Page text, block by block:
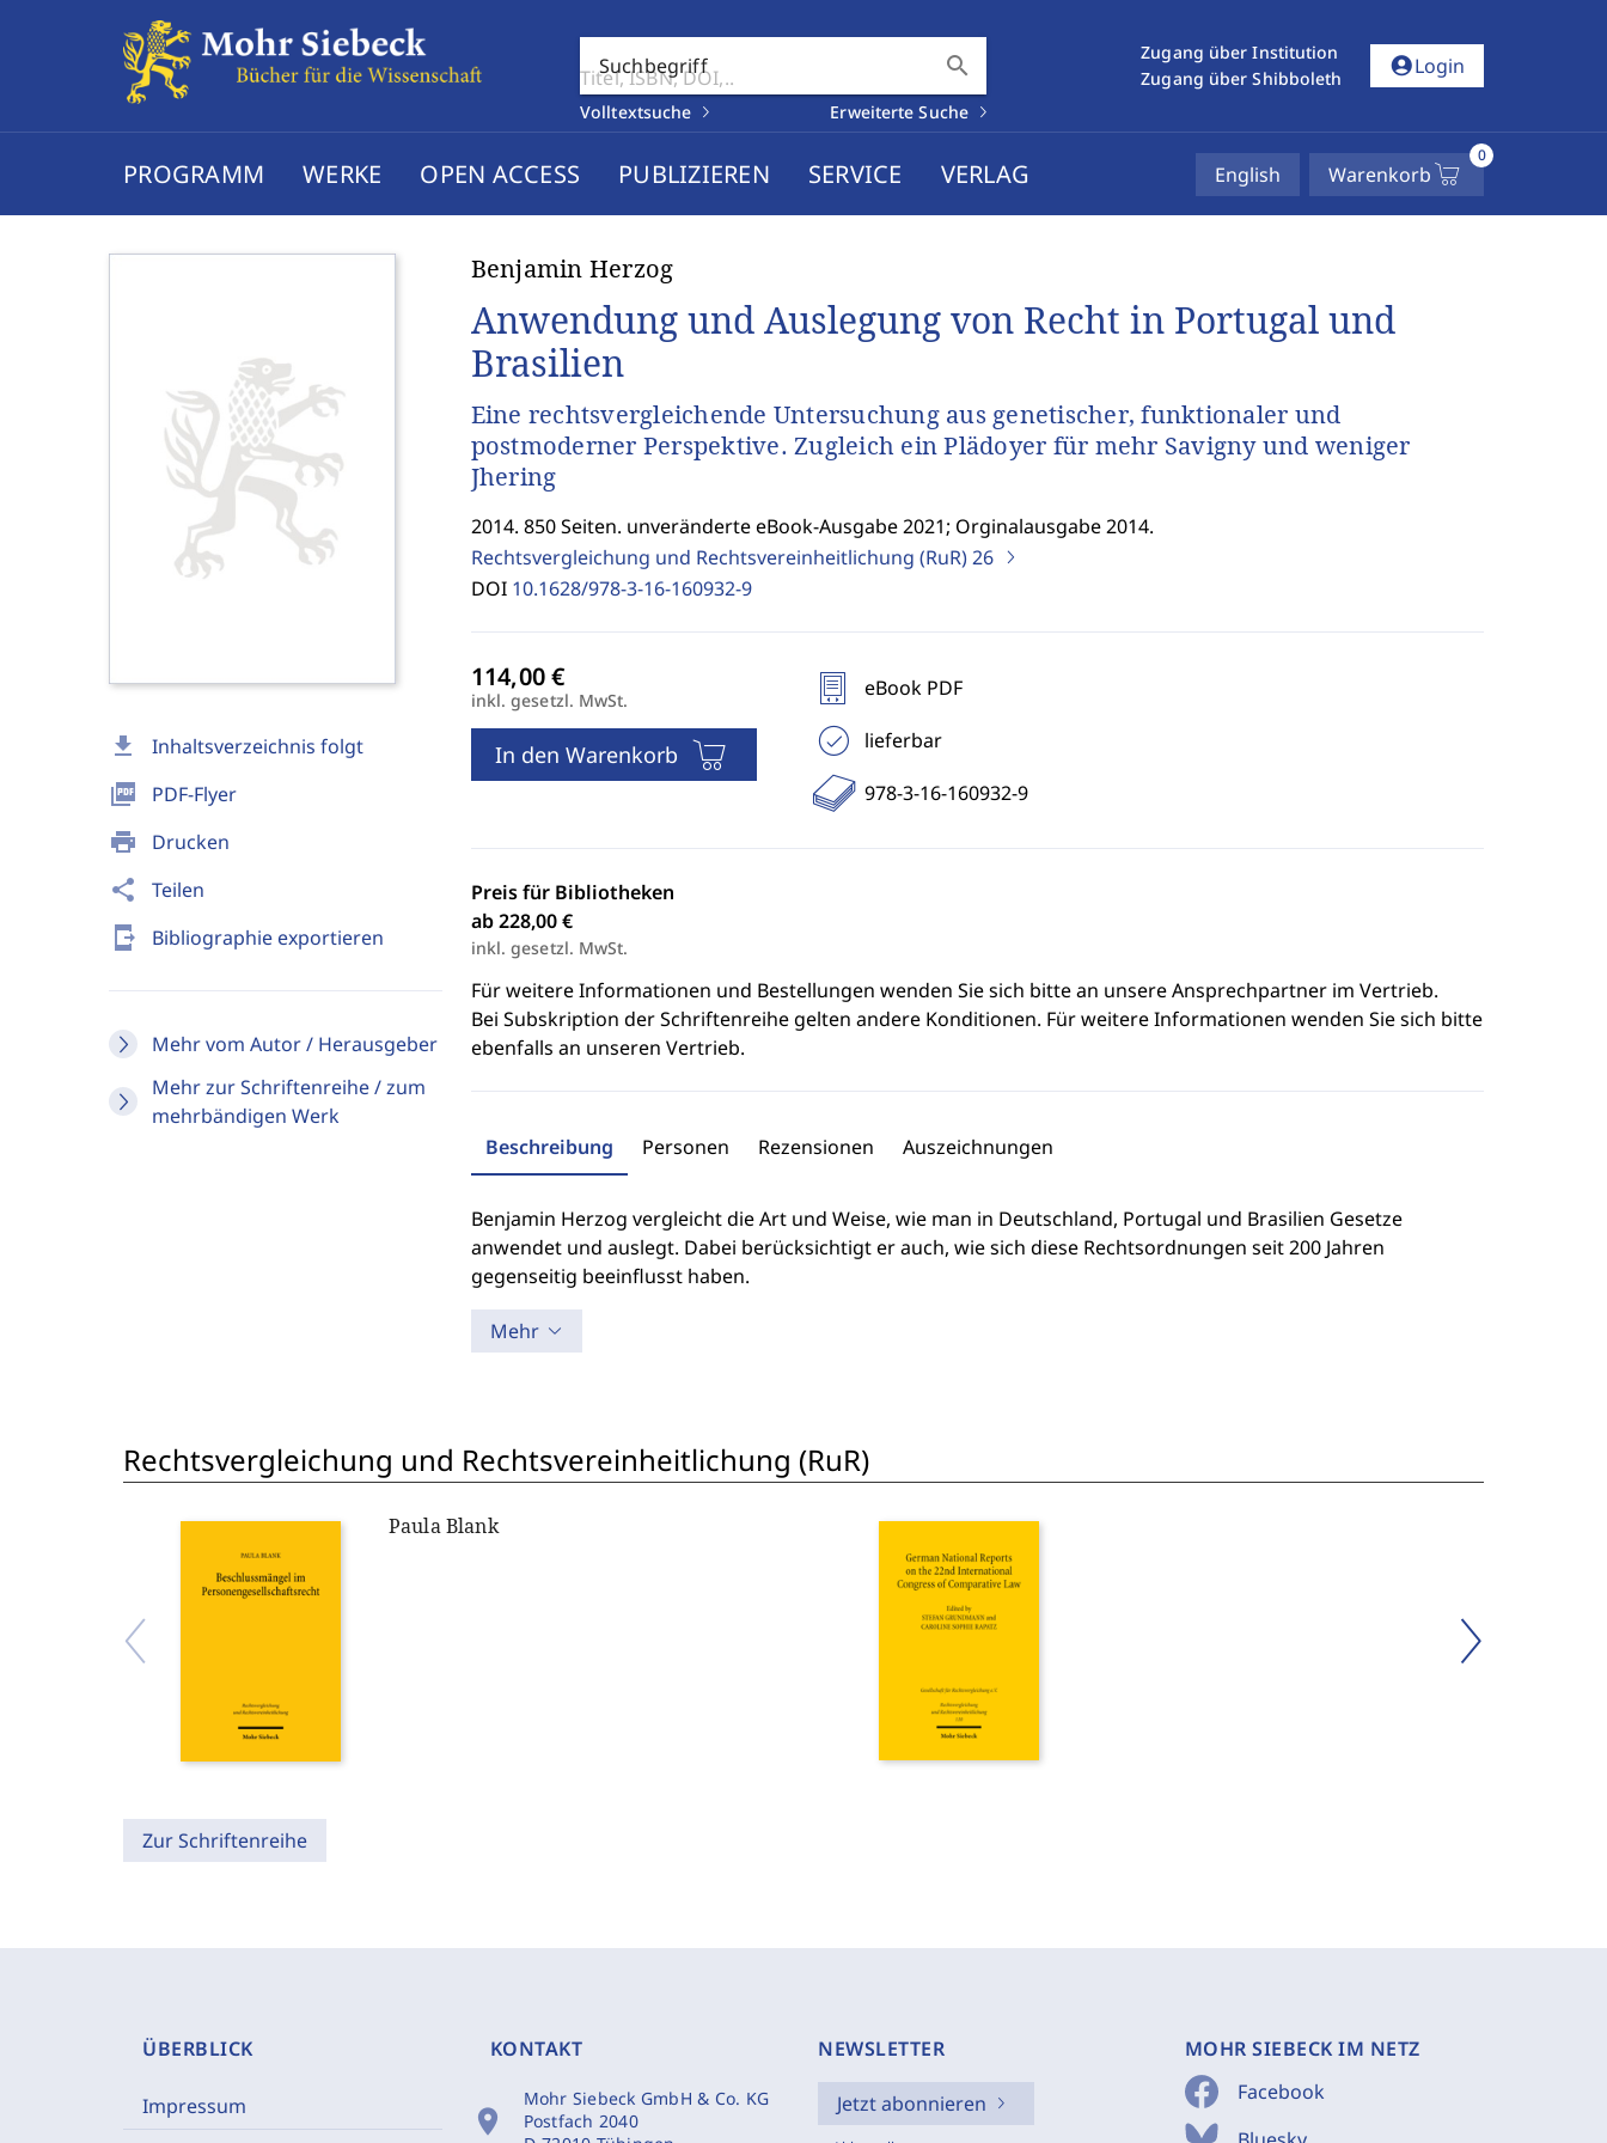
Suchbegriff search
Volltextsuche Erweiterte Suche
Zugang über Institution
Zugang über Shibboleth
account_circleLogin
PROGRAMM WERKE OPEN ACCESS PUBLIZIEREN SERVICE VERLAG English Warenkorb
0
download Inhaltsverzeichnis folgt
picture_as_pdf PDF-Flyer
print Drucken
share Teilen
send_to_mobile Bibliographie exportieren
Mehr vom Autor / Herausgeber
Mehr zur Schriftenreihe / zum
mehrbändigen Werk
Benjamin Herzog
Anwendung und Auslegung von Recht in Portugal und
Brasilien
Eine rechtsvergleichende Untersuchung aus genetischer, funktionaler und
postmoderner Perspektive. Zugleich ein Plädoyer für mehr Savigny und weniger
Jhering
2014. 850 Seiten. unveränderte eBook-Ausgabe 2021; Orginalausgabe 2014.
Rechtsvergleichung und Rechtsvereinheitlichung (RuR)26
DOI 10.1628/978-3-16-160932-9
inkl. gesetzl. MwSt.
In den Warenkorb
eBook PDF
lieferbar
978-3-16-160932-9
Preis für Bibliotheken
ab 228,00 €
inkl. gesetzl. MwSt.
Für weitere Informationen und Bestellungen wenden Sie sich bitte an unsere Ansprechpartner im Vertrieb.
Bei Subskription der Schriftenreihe gelten andere Konditionen. Für weitere Informationen wenden Sie sich bitte
ebenfalls an unseren Vertrieb.
Beschreibung Personen Rezensionen Auszeichnungen
Benjamin Herzog vergleicht die Art und Weise, wie man in Deutschland, Portugal und Brasilien Gesetze
anwendet und auslegt. Dabei berücksichtigt er auch, wie sich diese Rechtsordnungen seit 200 Jahren
gegenseitig beeinflusst haben.
Mehr
Rechtsvergleichung und Rechtsvereinheitlichung (RuR)
Paula Blank
Zur Schriftenreihe
ÜBERBLICK
Impressum
KONTAKT
location_on
Mohr Siebeck GmbH & Co. KG
Postfach 2040
NEWSLETTER
Jetzt abonnieren
MOHR SIEBECK IM NETZ
Facebook